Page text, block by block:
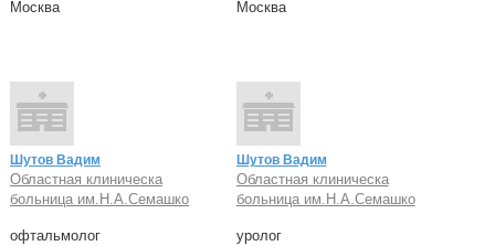
Москва
Москва
Шутов Вадим
Областная клиническа
больница им.Н.А.Семашко
офтальмолог
Шутов Вадим
Областная клиническа
больница им.Н.А.Семашко
уролог